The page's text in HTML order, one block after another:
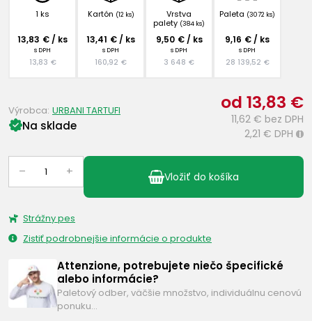
1 ks
13,83 € / ks
s DPH
13,83 €
Kartón (12 ks)
13,41 € / ks
s DPH
160,92 €
Vrstva
palety (384 ks)
9,50 € / ks
s DPH
3 648 €
Paleta (3072 ks)
9,16 € / ks
s DPH
28 139,52 €
od 13,83 €
11,62 € bez DPH
2,21 € DPH i
Na sklade
Výrobca: URBANI TARTUFI
– + Vložiť do košíka
Strážny pes
Zistiť podrobnejšie informácie o produkte
Attenzione, potrebujete niečo špecifické
alebo informácie?
Paletový odber, väčšie množstvo, individuálnu cenovú
ponuku…